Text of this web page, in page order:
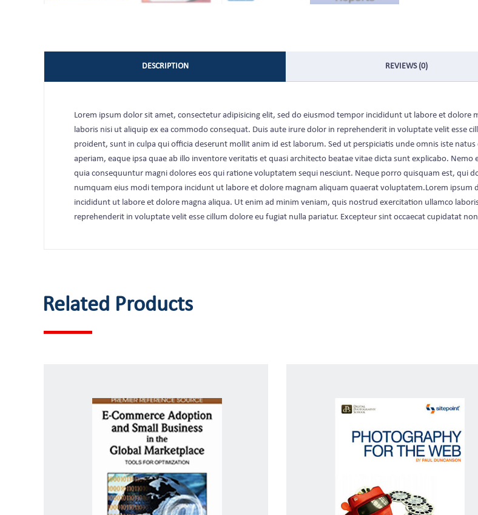
DESCRIPTION REVIEWS (0)
Lorem ipsum dolor sit amet, consectetur adipisicing elit, sed do eiusmod tempor incididunt ut labore et
laboris nisi ut aliquip ex ea commodo consequat. Duis aute irure dolor in reprehenderit in voluptate velit esse
proident, sunt in culpa qui officia deserunt mollit anim id est laborum. Sed ut perspiciatis unde omnis iste
aperiam, eaque ipsa quae ab illo inventore veritatis et quasi architecto beatae vitae dicta sunt explicabo.
quia consequuntur magni dolores eos qui ratione voluptatem sequi nesciunt. Neque porro quisquam est, qui
numquam eius modi tempora incidunt ut labore et dolore magnam aliquam quaerat voluptatem.Lorem
incididunt ut labore et dolore magna aliqua. Ut enim ad minim veniam, quis nostrud exercitation ullamco
reprehenderit in voluptate velit esse cillum dolore eu fugiat nulla pariatur. Excepteur sint occaecat cupidatat
Related Products